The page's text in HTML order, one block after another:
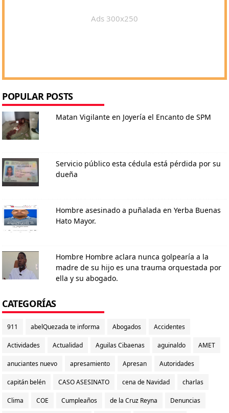
Ads 300x250
POPULAR POSTS
Matan Vigilante en Joyería el Encanto de SPM
Servicio público esta cédula está pérdida por su
dueña
Hombre asesinado a puñalada en Yerba Buenas
Hato Mayor.
Hombre Hombre aclara nunca golpearía a la
madre de su hijo es una trauma orquestada por
ella y su abogado.
CATEGORÍAS
911 abelQuezada te informa Abogados Accidentes
Actividades Actualidad Aguilas Cibaenas aguinaldo AMET
anuciantes nuevo apresamiento Apresan Autoridades
capitán belén CASO ASESINATO cena de Navidad charlas
Clima COE Cumpleaños de la Cruz Reyna Denuncias